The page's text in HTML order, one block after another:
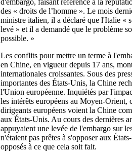
d'embargo, faisant référence à la
des « droits de l’homme ». Le mois
ministre italien, il a déclaré que l'Italie «
levé » et il a demandé que le problème
possible. »
Les conflits pour mettre un terme à
en Chine, en vigueur depuis 17 ans,
internationales croissantes. Sous des
importantes des États-Unis, la Chine
l'Union européenne. Inquiétés par
les intérêts européens au Moyen-Orient,
dirigeants européens voient la Chine
aux États-Unis. Au cours des dernières
appuyaient une levée de l'embargo sur
n'étaient pas prêtes à s'opposer aux
opposés à ce que cela soit fait.